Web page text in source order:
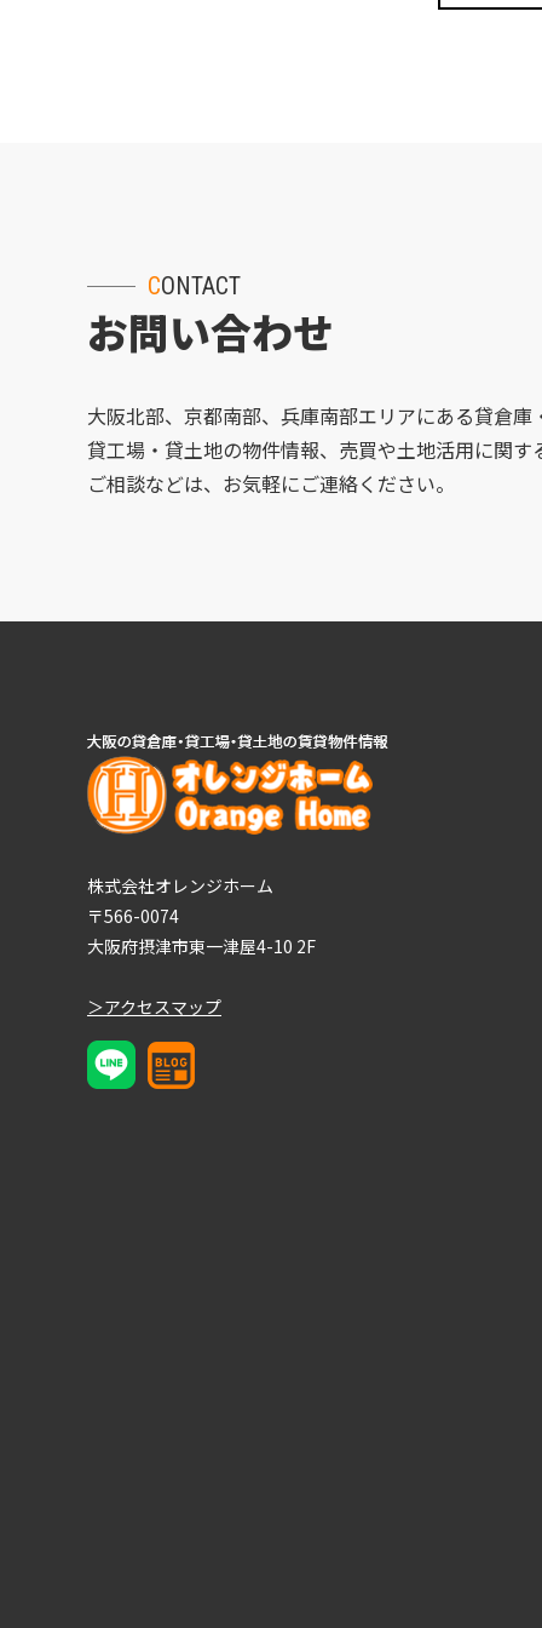
CONTACT
お問い合わせ
大阪北部、京都南部、兵庫南部エリアにある貸倉庫
貸工場・貸土地の物件情報、売買や土地活用に関す
ご相談などは、お気軽にご連絡ください。
株式会社オレンジホーム
〒566-0074
大阪府摂津市東一津屋4-10 2F
＞アクセスマップ